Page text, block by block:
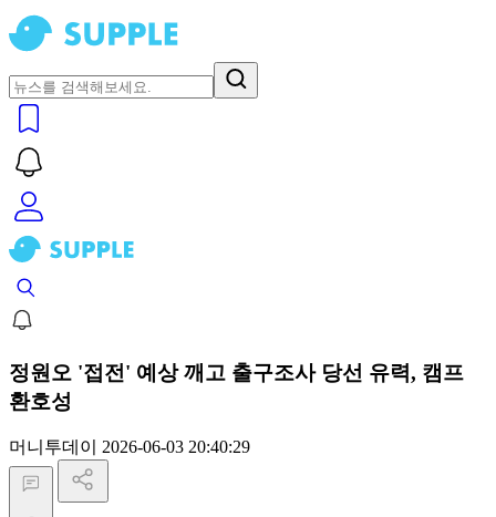
정원오 '접전' 예상 깨고 출구조사 당선 유력, 캠프
환호성
머니투데이 2026-06-03 20:40:29